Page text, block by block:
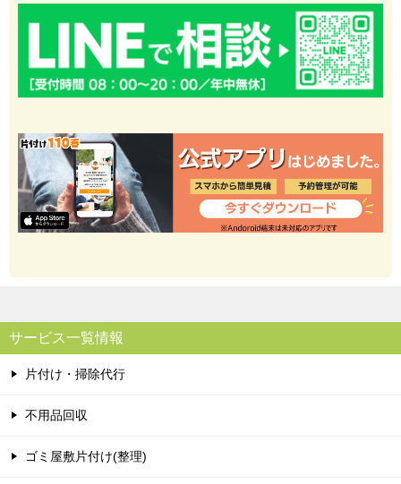
サービス一覧情報
片付け・掃除代行
不用品回収
ゴミ屋敷片付け(整理)